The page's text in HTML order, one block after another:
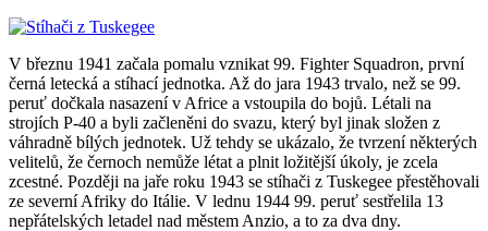
V březnu 1941 začala pomalu vznikat 99. Fighter Squadron, první
černá letecká a stíhací jednotka. Až do jara 1943 trvalo, než se 99.
peruť dočkala nasazení v Africe a vstoupila do bojů. Létali na
strojích P-40 a byli začleněni do svazu, který byl jinak složen z
váhradně bílých jednotek. Už tehdy se ukázalo, že tvrzení některých
velitelů, že černoch nemůže létat a plnit ložitější úkoly, je zcela
zcestné. Později na jaře roku 1943 se stíhači z Tuskegee přestěhovali
ze severní Afriky do Itálie. V lednu 1944 99. peruť sestřelila 13
nepřátelských letadel nad městem Anzio, a to za dva dny.